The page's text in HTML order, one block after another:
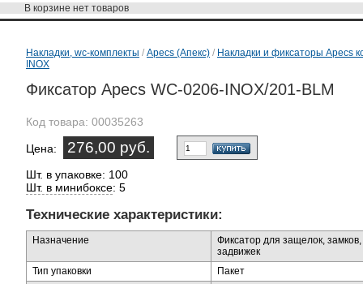
В корзине нет товаров
Накладки, wc-комплекты / Apecs (Апекс) / Накладки и фиксаторы Apecs
INOX
Фиксатор Apecs WC-0206-INOX/201-BLM
Код товара: 00035263
Цена: 276,00 руб.
Шт. в упаковке: 100
Шт. в минибоксе: 5
Технические характеристики:
Назначение
Фиксатор для защелок, замков,
задвижек
Тип упаковки
Пакет